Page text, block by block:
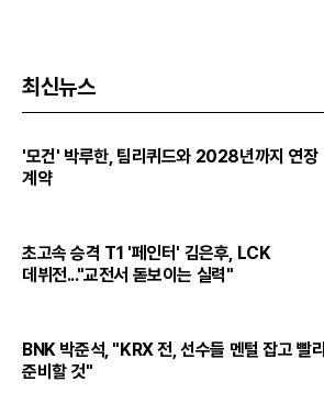
최신뉴스
'모건' 박루한, 팀리퀴드와 2028년까지 연장
계약
초고속 승격 T1 '페인터' 김은후, LCK
데뷔전..."교전서 돋보이는 실력"
BNK 박준석, "KRX 전, 선수들 멘털 잡고 빨리
준비할 것"